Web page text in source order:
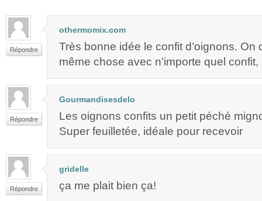
Répondre
othermomix.com
Très bonne idée le confit d’oignons. On
même chose avec n’importe quel confit,
Répondre
Gourmandisesdelo
Les oignons confits un petit péché
Super feuilletée, idéale pour recevoir
Répondre
gridelle
ça me plait bien ça!